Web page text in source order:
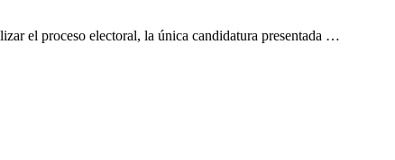
el proceso electoral, la única candidatura presentada …